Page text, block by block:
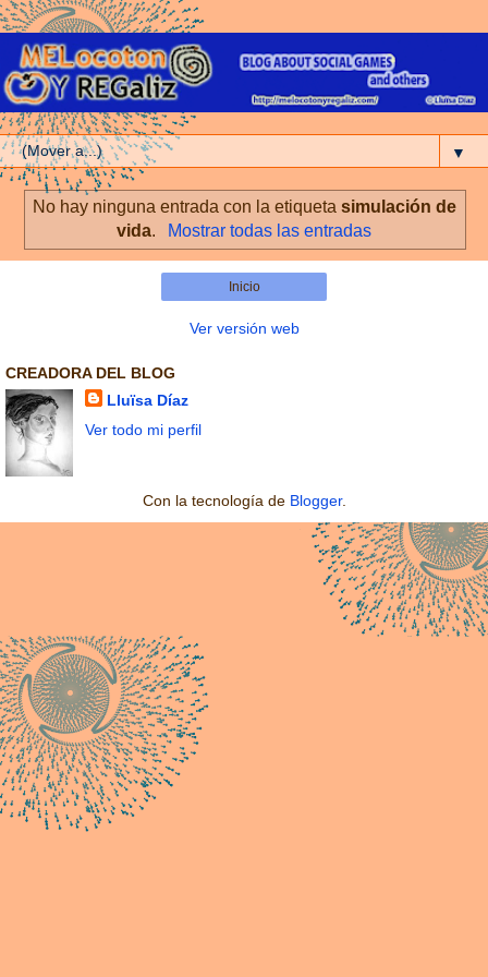
▼
No hay ninguna entrada con la etiqueta simulación de
vida. Mostrar todas las entradas
Inicio
Ver versión web
CREADORA DEL BLOG
Lluïsa Díaz
Ver todo mi perfil
Con la tecnología de Blogger.